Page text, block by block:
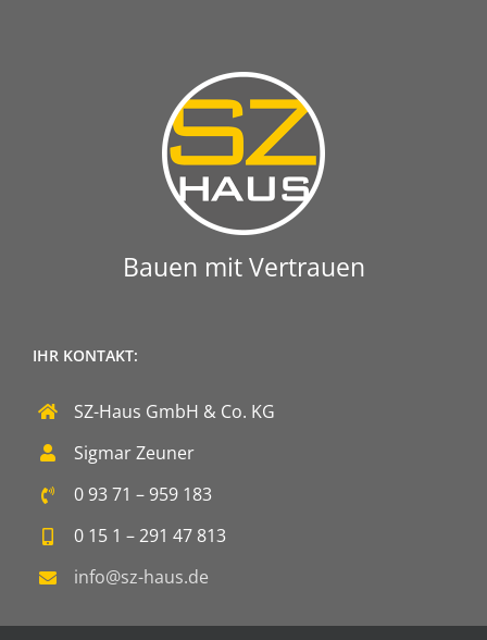
Bauen mit Vertrauen
IHR KONTAKT:
SZ-Haus GmbH & Co. KG
Sigmar Zeuner
0 93 71 – 959 183
0 15 1 – 291 47 813
info@sz-haus.de